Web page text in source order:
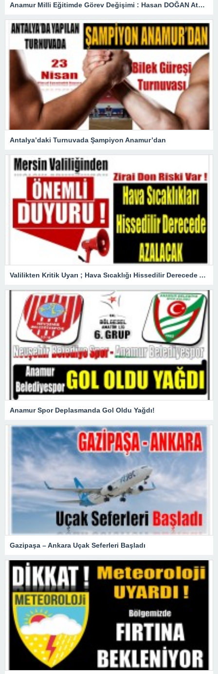
Anamur Milli Eğitimde Görev Değişimi : Hasan DOĞAN Atandı
Antalya’daki Turnuvada Şampiyon Anamur’dan
Valilikten Kritik Uyarı ; Hava Sıcaklığı Hissedilir Derecede Azalacak!
Anamur Spor Deplasmanda Gol Oldu Yağdı!
Gazipaşa – Ankara Uçak Seferleri Başladı